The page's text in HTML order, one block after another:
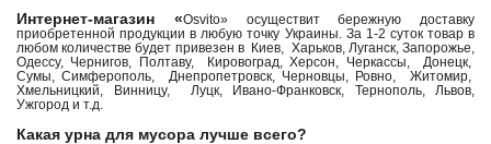
Интернет-магазин «Osvito» осуществит бережную доставку
приобретенной продукции в любую точку Украины. За 1-2 суток товар в
любом количестве будет привезен в Киев, Харьков, Луганск, Запорожье,
Одессу, Чернигов, Полтаву, Кировоград, Херсон, Черкассы, Донецк,
Сумы, Симферополь, Днепропетровск, Черновцы, Ровно, Житомир,
Хмельницкий, Винницу, Луцк, Ивано-Франковск, Тернополь, Львов,
Ужгород и т.д.
Какая урна для мусора лучше всего?